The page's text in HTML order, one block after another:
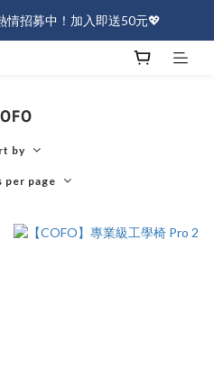
情招募中！加入即送50元💖
情招募中！加入即送50元💖
by
per page